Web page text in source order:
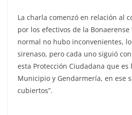
La charla comenzó en relación al
por los efectivos de la Bonaerense
normal no hubo inconvenientes,
sirenaso, pero cada uno siguió
esta Protección Ciudadana que es
Municipio y Gendarmería, en ese
cubiertos”.